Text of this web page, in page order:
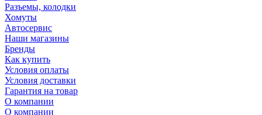
Разъемы, колодки
Хомуты
Автосервис
Наши магазины
Бренды
Как купить
Условия оплаты
Условия доставки
Гарантия на товар
О компании
О компании